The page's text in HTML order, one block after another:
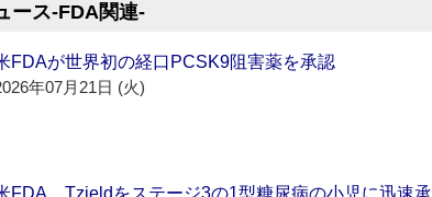
ース‐FDA関連‐
FDAが世界初の経口PCSK9阻害薬を承認
年07月21日 (火)
FDA、Tzieldをステージ3の1型糖尿病の小児に迅速